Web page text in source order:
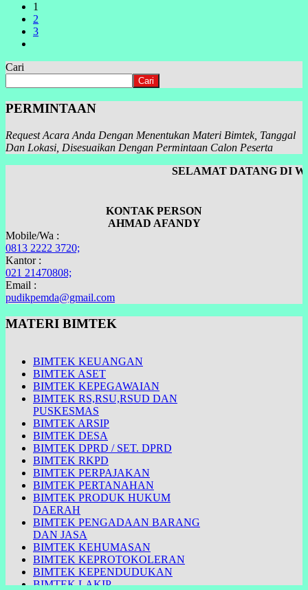
1
2
3
Cari
Cari
PERMINTAAN
Request Acara Anda Dengan Menentukan Materi Bimtek, Tanggal
Dan Lokasi, Disesuaikan Dengan Permintaan Calon Peserta
SELAMAT DATANG DI
KONTAK PERSON
AHMAD AFANDY
Mobile/Wa :
0813 2222 3720;
Kantor :
021 21470808;
Email :
pudikpemda@gmail.com
MATERI BIMTEK
BIMTEK KEUANGAN
BIMTEK ASET
BIMTEK KEPEGAWAIAN
BIMTEK RS,RSU,RSUD DAN
PUSKESMAS
BIMTEK ARSIP
BIMTEK DESA
BIMTEK DPRD / SET. DPRD
BIMTEK RKPD
BIMTEK PERPAJAKAN
BIMTEK PERTANAHAN
BIMTEK PRODUK HUKUM
DAERAH
BIMTEK PENGADAAN BARANG
DAN JASA
BIMTEK KEHUMASAN
BIMTEK KEPROTOKOLERAN
BIMTEK KEPENDUDUKAN
BIMTEK LAKIP